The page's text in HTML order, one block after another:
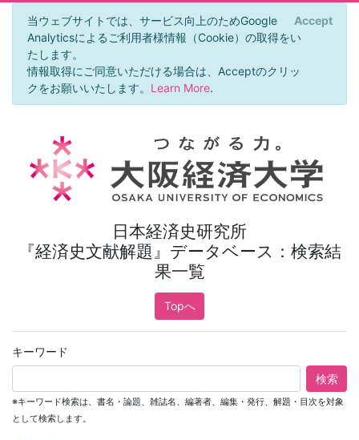
当ウェブサイトでは、サービス向上のためGoogle
Analyticsによるご利用者様情報（Cookie）の取得をい
たします。
情報取得にご同意いただける場合は、Acceptのクリッ
クをお願いいたします。 Learn More.
Accept
日本経済史研究所
『経済史文献解題』データベース：検索結
果一覧
Topへ
キーワード
検索
※キーワード検索は、書名・論題、雑誌名、編著者、編集・発行、解題・目次を対象
として検索します。
×